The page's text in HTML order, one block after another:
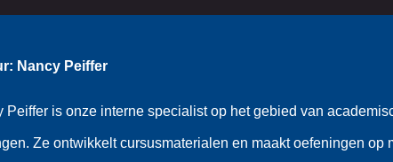
Nancy Peiffer
Peiffer is onze interne specialist op het gebied van
Ze ontwikkelt cursusmaterialen en maakt oefeningen op